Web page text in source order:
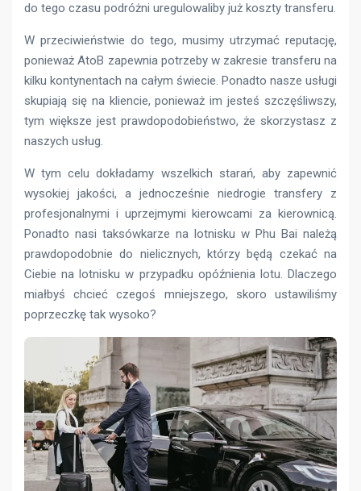
do tego czasu podróżni uregulowaliby już koszty transferu.
W przeciwieństwie do tego, musimy utrzymać reputację,
ponieważ AtoB zapewnia potrzeby w zakresie transferu na
kilku kontynentach na całym świecie. Ponadto nasze usługi
skupiają się na kliencie, ponieważ im jesteś szczęśliwszy,
tym większe jest prawdopodobieństwo, że skorzystasz z
naszych usług.
W tym celu dokładamy wszelkich starań, aby zapewnić
wysokiej jakości, a jednocześnie niedrogie transfery z
profesjonalnymi i uprzejmymi kierowcami za kierownicą.
Ponadto nasi taksówkarze na lotnisku w Phu Bai należą
prawdopodobnie do nielicznych, którzy będą czekać na
Ciebie na lotnisku w przypadku opóźnienia lotu. Dlaczego
miałbyś chcieć czegoś mniejszego, skoro ustawiliśmy
poprzeczkę tak wysoko?